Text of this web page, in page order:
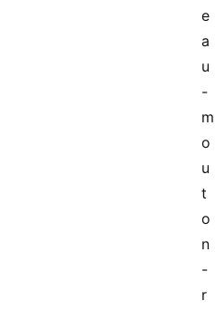
e
a
u
-
m
o
u
t
o
n
-
r